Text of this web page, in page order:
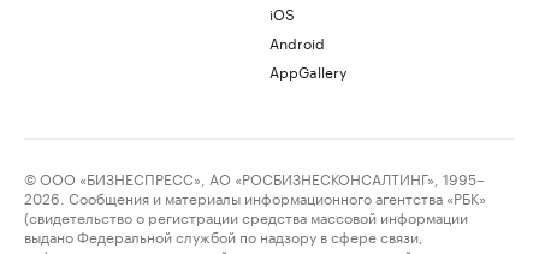
iOS
Android
AppGallery
© ООО «БИЗНЕСПРЕСС», АО «РОСБИЗНЕСКОНСАЛТИНГ», 1995–
2026. Сообщения и материалы информационного агентства «РБК»
(свидетельство о регистрации средства массовой информации
выдано Федеральной службой по надзору в сфере связи,